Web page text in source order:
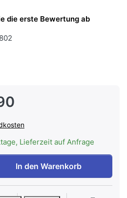
die erste Bewertung ab
Lieferzeit auf Anfrage
CCV 400 ES Getränke- &
In den Warenkorb